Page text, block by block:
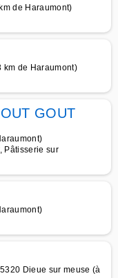
de Haraumont)
km de Haraumont)
GOUT
Pâtisserie sur
Dieue sur meuse (à